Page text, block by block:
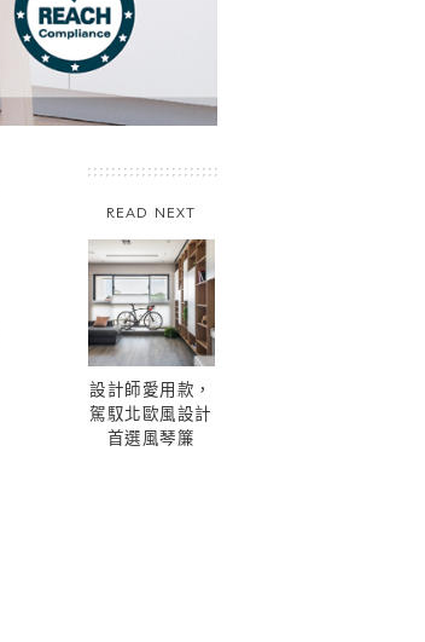
READ NEXT
設計師愛用款，
駕馭北歐風設計
首選風琴簾